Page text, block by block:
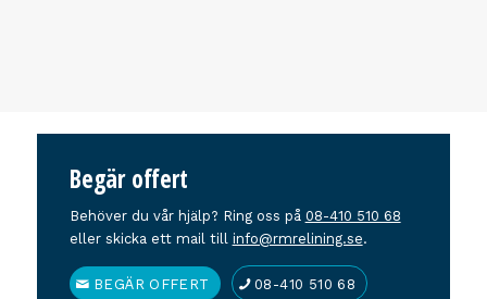
Begär offert
Behöver du vår hjälp? Ring oss på 08-410 510 68
eller skicka ett mail till info@rmrelining.se.
BEGÄR OFFERT 08-410 510 68